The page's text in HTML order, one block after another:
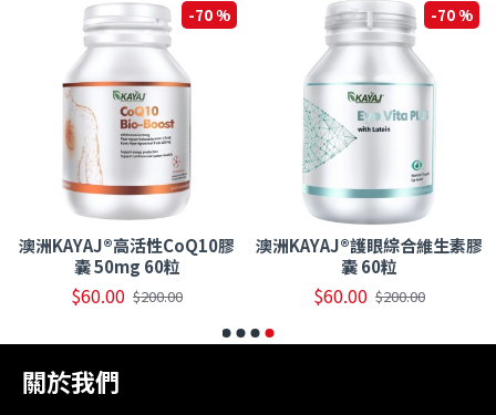
-70 %
澳洲KAYAJ®高活性CoQ10膠
囊 50mg 60粒
$60.00 $200.00
-70 %
澳洲KAYAJ®護眼綜合維生素膠
囊 60粒
$60.00 $200.00
關於我們